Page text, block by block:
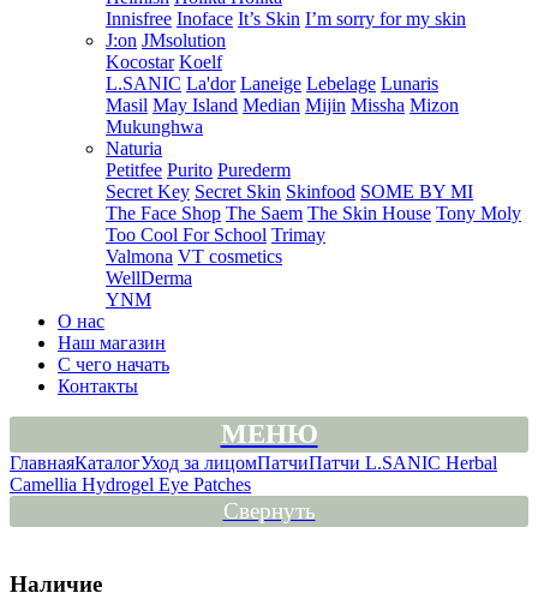
Innisfree Inoface It’s Skin I’m sorry for my skin
J:on JMsolution
Kocostar Koelf
L.SANIC La'dor Laneige Lebelage Lunaris
Masil May Island Median Mijin Missha Mizon
Mukunghwa
Naturia
Petitfee Purito Purederm
Secret Key Secret Skin Skinfood SOME BY MI
The Face Shop The Saem The Skin House Tony Moly
Too Cool For School Trimay
Valmona VT cosmetics
WellDerma
YNM
О нас
Наш магазин
С чего начать
Контакты
МЕНЮ
ГлавнаяКаталогУход за лицомПатчиПатчи L.SANIC Herbal
Camellia Hydrogel Eye Patches
Свернуть
Наличие